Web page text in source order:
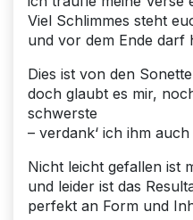
Viel Schlimmes steht
und vor dem Ende darf
Dies ist von den
doch glaubt es mir,
schwerste
– verdank‘ ich ihm
Nicht leicht gefallen ist
und leider ist das
perfekt an Form und